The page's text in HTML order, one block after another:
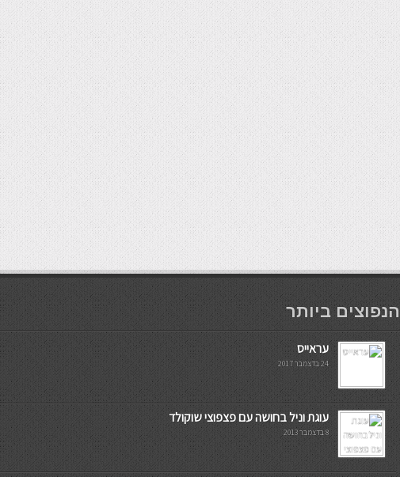
мостбет кг
הנפוצים ביותר
עראייס
24 בדצמבר 2017
עוגת וניל בחושה עם פצפוצי שוקולד
8 בדצמבר 2013